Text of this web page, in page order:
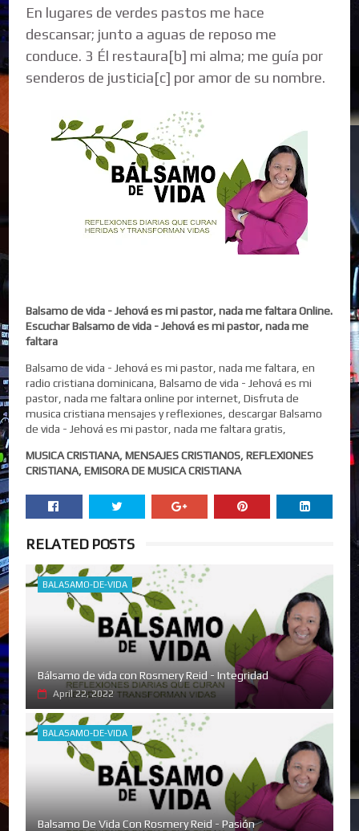
En lugares de verdes pastos me hace
descansar; junto a aguas de reposo me
conduce. 3 Él restaura[b] mi alma; me guía por
senderos de justicia[c] por amor de su nombre.
Balsamo de vida - Jehová es mi pastor, nada me faltara Online.
Escuchar Balsamo de vida - Jehová es mi pastor, nada me
faltara
Balsamo de vida - Jehová es mi pastor, nada me faltara, en
radio cristiana dominicana, Balsamo de vida - Jehová es mi
pastor, nada me faltara online por internet, Disfruta de
musica cristiana mensajes y reflexiones, descargar Balsamo
de vida - Jehová es mi pastor, nada me faltara gratis,
MUSICA CRISTIANA, MENSAJES CRISTIANOS, REFLEXIONES
CRISTIANA, EMISORA DE MUSICA CRISTIANA
RELATED POSTS
BALASAMO-DE-VIDA
Bálsamo de vida con Rosmery Reid - Integridad
April 22, 2022
BALASAMO-DE-VIDA
Balsamo De Vida Con Rosmery Reid - Pasión